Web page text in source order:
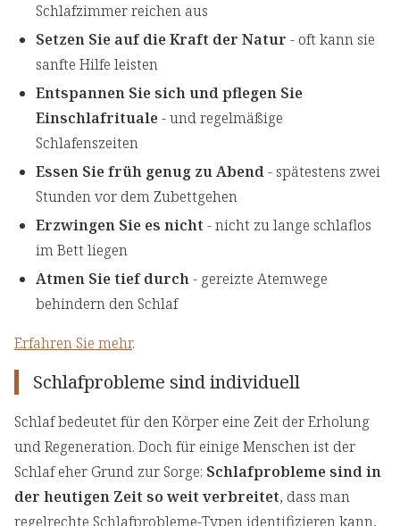
Schlafzimmer reichen aus
Setzen Sie auf die Kraft der Natur - oft kann sie
sanfte Hilfe leisten
Entspannen Sie sich und pflegen Sie
Einschlafrituale- und regelmäßige
Schlafenszeiten
Essen Sie früh genug zu Abend- spätestens zwei
Stunden vor dem Zubettgehen
Erzwingen Sie es nicht - nicht zu lange schlaflos
im Bett liegen
Atmen Sie tief durch- gereizte Atemwege
behindern den Schlaf
Erfahren Sie mehr.
Schlafprobleme sind individuell
Schlaf bedeutet für den Körper eine Zeit der Erholung
und Regeneration. Doch für einige Menschen ist der
Schlaf eher Grund zur Sorge: Schlafprobleme sind in
der heutigen Zeit so weit verbreitet, dass man
regelrechte Schlafprobleme-Typen identifizieren kann,